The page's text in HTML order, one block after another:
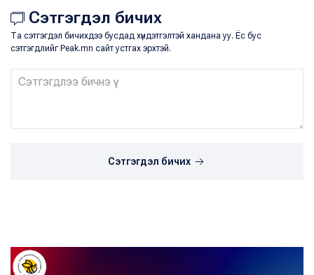
Сэтгэгдэл бичих
Та сэтгэгдэл бичихдээ бусдад хүндэтгэлтэй хандана уу. Ёс бус
сэтгэгдлийг Peak.mn сайт устгах эрхтэй.
Сэтгэгдэл бичих